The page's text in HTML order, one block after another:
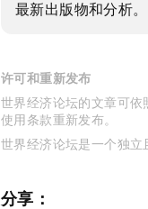
最新出版物和分析。
许可和重新发布
世界经济论坛的文章可
使用条款重新发布。
世界经济论坛是一个独立
分享：